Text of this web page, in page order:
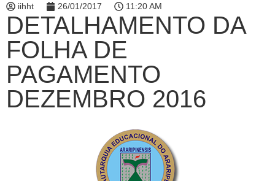
iihht 26/01/2017 11:20 AM
DETALHAMENTO DA
FOLHA DE
PAGAMENTO
DEZEMBRO 2016